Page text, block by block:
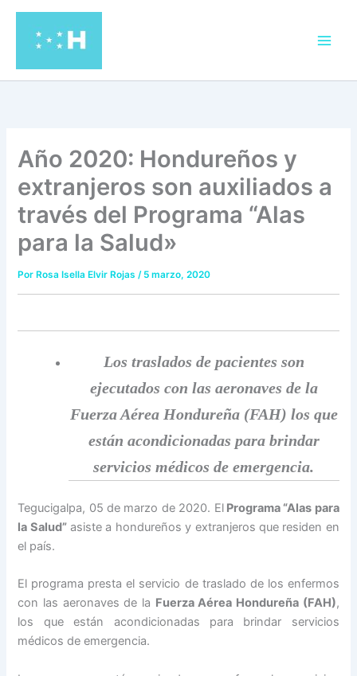
contenido
Año 2020: Hondureños y
extranjeros son auxiliados a
través del Programa “Alas
para la Salud»
Por Rosa Isella Elvir Rojas/ 5 marzo, 2020
Los traslados de pacientes son
ejecutados con las aeronaves de la
Fuerza Aérea Hondureña (FAH) los que
están acondicionadas para brindar
servicios médicos de emergencia.
Tegucigalpa, 05 de marzo de 2020. ElPrograma “Alas para
la Salud”asiste a hondureños y extranjeros que residen en
el país.
El programa presta el servicio de traslado de los enfermos
con las aeronaves de la Fuerza Aérea Hondureña (FAH),
los que están acondicionadas para brindar servicios
médicos de emergencia.